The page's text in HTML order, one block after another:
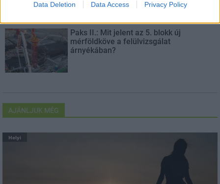
Data Deletion Data Access Privacy Policy
Paks II.: Mit jelent az 5. blokk új
mérföldköve a felülvizsgálat
árnyékában?
AJÁNLJUK MÉG
Helyi